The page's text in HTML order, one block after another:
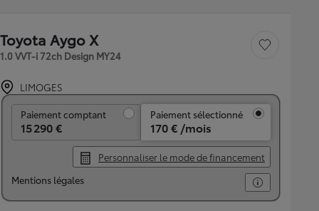
Toyota Aygo X
1.0 VVT-i 72ch Design MY24
Sauvegarder le
LIMOGES
Paiement comptant
15 290 €
Paiement sélectionné
170 € /mois
Personnaliser le mode de financement
Mentions légales